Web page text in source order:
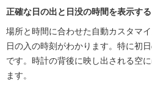
正確な日の出と日没の時間を表示する
場所と時間に合わせた自動カスタマ
日の入の時刻がわかります。特に初
です。時計の背後に映し出される空
ます。